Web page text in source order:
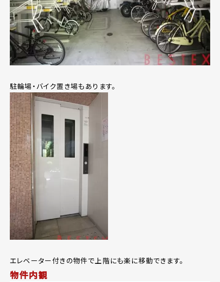
駐輪場・バイク置き場もあります。
エレベーター付きの物件で上階にも楽に移動できます。
物件内観